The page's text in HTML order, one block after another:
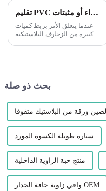
تقليم PVC الخارجي: الانضمام إلى عمليات التشغيل الطويلة إنها دائمًا فكرة جيدة أن تقوم بتجفيف قطعك لمعرفة ما إذا كنت قد حصلت على ملاءمة جيدة قبل تطبيق أي غراء أو مثبتات.
عندما يتعلق الأمر بربط كميات
كبيرة من الزخارف البلاستيكية
بحث ذو صلة
الصين ورقة من البلاستيك متفوقا
ستارة طويلة الكسوة المورد
منتج حبة الزاوية الداخلية
واقي زاوية حافة الجدار OEM